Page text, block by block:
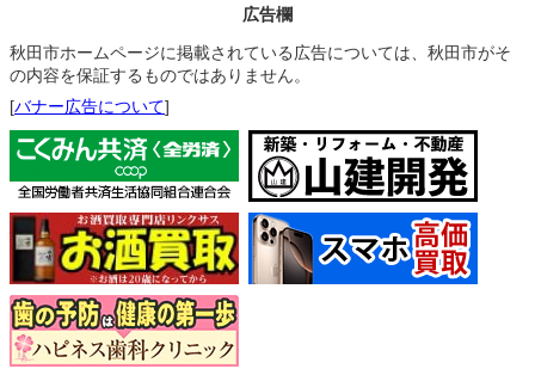
広告欄
秋田市ホームページに掲載されている広告については、秋田市がそ
の内容を保証するものではありません。
[バナー広告について]